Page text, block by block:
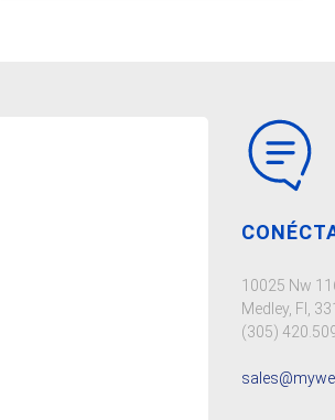
10025 Nw
Medley, Fl,
(305)